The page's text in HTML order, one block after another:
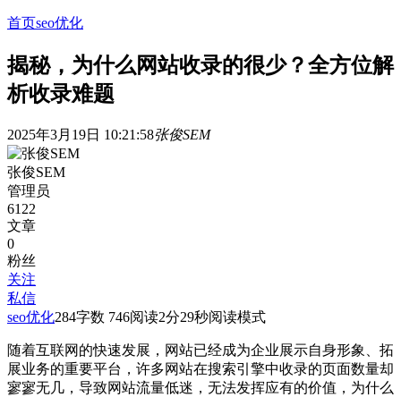
首页seo优化
揭秘，为什么网站收录的很少？全方位解
析收录难题
2025年3月19日 10:21:58张俊SEM
张俊SEM
管理员
6122
文章
0
粉丝
关注
私信
seo优化284字数 746阅读2分29秒阅读模式
随着互联网的快速发展，网站已经成为企业展示自身形象、拓
展业务的重要平台，许多网站在搜索引擎中收录的页面数量却
寥寥无几，导致网站流量低迷，无法发挥应有的价值，为什么